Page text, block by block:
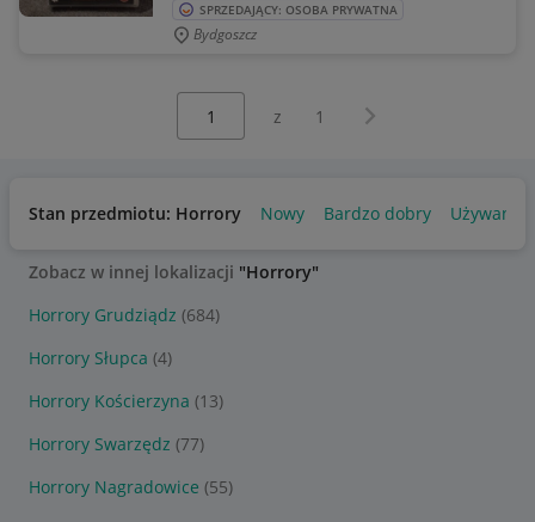
SPRZEDAJĄCY: OSOBA PRYWATNA
Bydgoszcz
z 1 Następna strona
Stan przedmiotu: Horrory Nowy Bardzo dobry Używany
Zobacz w innej lokalizacji "Horrory"
Horrory Grudziądz (684)
Horrory Słupca (4)
Horrory Kościerzyna (13)
Horrory Swarzędz (77)
Horrory Nagradowice (55)